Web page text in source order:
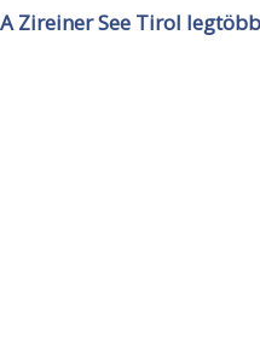
A Zireiner See Tirol